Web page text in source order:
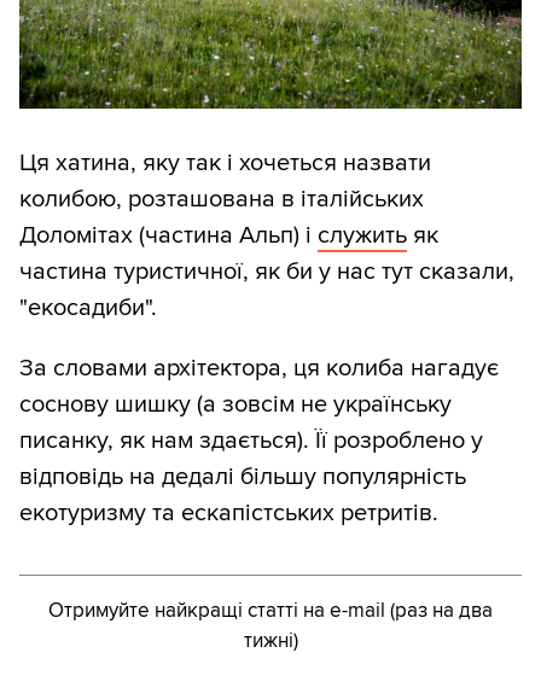
Ця хатина, яку так і хочеться назвати
колибою, розташована в італійських
Доломітах (частина Альп) і служить як
частина туристичної, як би у нас тут сказали,
"екосадиби".
За словами архітектора, ця колиба нагадує
соснову шишку (а зовсім не українську
писанку, як нам здається). Її розроблено у
відповідь на дедалі більшу популярність
екотуризму та ескапістських ретритів.
Отримуйте найкращі статті на e-mail (раз на два
тижні)